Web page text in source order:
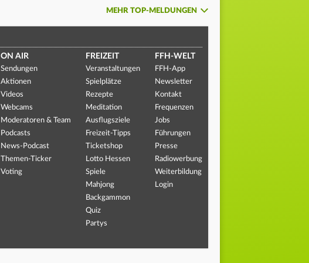
MEHR TOP-MELDUNGEN
ON AIR
Sendungen
Aktionen
Videos
Webcams
Moderatoren & Team
Podcasts
News-Podcast
Themen-Ticker
Voting
FREIZEIT
Veranstaltungen
Spielplätze
Rezepte
Meditation
Ausflugsziele
Freizeit-Tipps
Ticketshop
Lotto Hessen
Spiele
Mahjong
Backgammon
Quiz
Partys
FFH-WELT
FFH-App
Newsletter
Kontakt
Frequenzen
Jobs
Führungen
Presse
Radiowerbung
Weiterbildung
Login